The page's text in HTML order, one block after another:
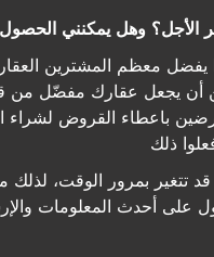
معظم المشترین
أن یجعل عقارك مفضّل من
باعطاء القروض
قد تتغیر بمرور الوقت،
على أحدث المعلومات